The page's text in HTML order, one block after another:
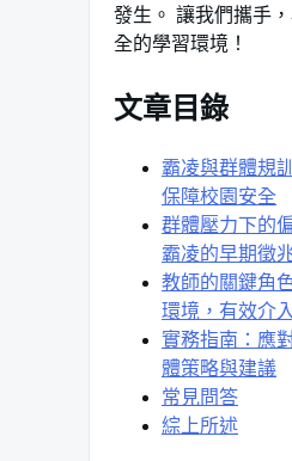
發生。 讓我們攜手
全的學習環境！
文章目錄
霸凌與群體規
保障校園安全
群體壓力下的
霸凌的早期徵
教師的關鍵角
環境，有效介入
實務指南：應
體策略與建議
常見問答
綜上所述